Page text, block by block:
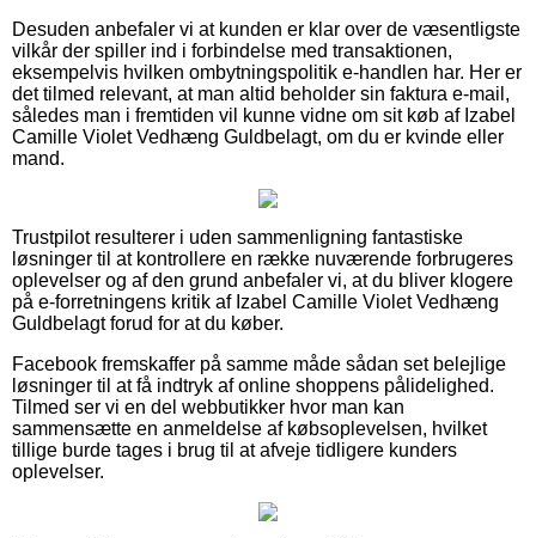
Desuden anbefaler vi at kunden er klar over de væsentligste
vilkår der spiller ind i forbindelse med transaktionen,
eksempelvis hvilken ombytningspolitik e-handlen har. Her er
det tilmed relevant, at man altid beholder sin faktura e-mail,
således man i fremtiden vil kunne vidne om sit køb af Izabel
Camille Violet Vedhæng Guldbelagt, om du er kvinde eller
mand.
Trustpilot resulterer i uden sammenligning fantastiske
løsninger til at kontrollere en række nuværende forbrugeres
oplevelser og af den grund anbefaler vi, at du bliver klogere
på e-forretningens kritik af Izabel Camille Violet Vedhæng
Guldbelagt forud for at du køber.
Facebook fremskaffer på samme måde sådan set belejlige
løsninger til at få indtryk af online shoppens pålidelighed.
Tilmed ser vi en del webbutikker hvor man kan
sammensætte en anmeldelse af købsoplevelsen, hvilket
tillige burde tages i brug til at afveje tidligere kunders
oplevelser.